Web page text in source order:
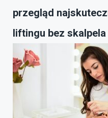
przegląd
liftingu bez skalpela